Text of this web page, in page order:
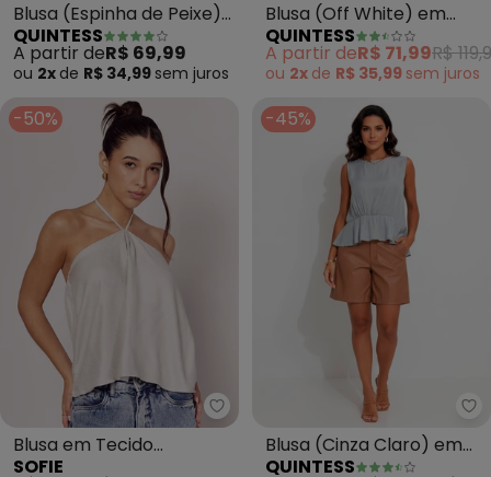
Blusa (Espinha de Peixe)
em Malha de Viscose
QUINTESS
A partir deR$ 69,99
ou 2x de R$ 34,99 sem juros
Blusa (Off White) em
Crepe Plano
QUINTESS
A partir deR$ 71,99R$
ou 2x de R$ 35,99 sem juros
-50%
Sofie - Blusa em Tecido
Blusa em Tecido
Acetinado com
SOFIE
-45%
Blusa (Cinza Claro) em
Viscose Slub
QUINTESS